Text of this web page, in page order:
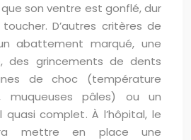
son ventre est gonflé, dur
D’autres critères de
abattement marqué, une
des grincements de dents
de choc (température
muqueuses pâles) ou un
quasi complet. À l’hôpital, le
mettre en place une